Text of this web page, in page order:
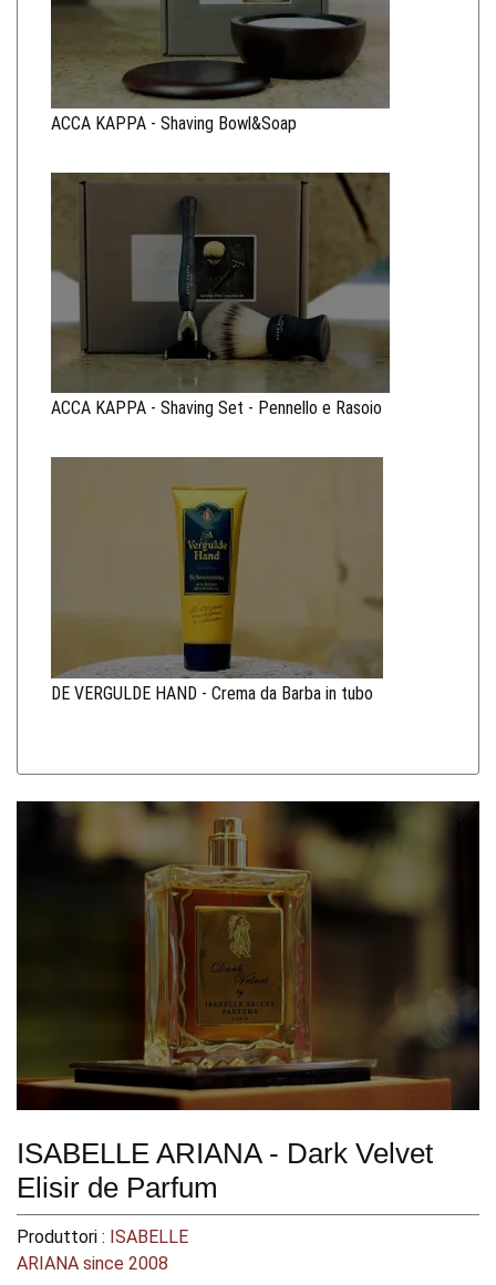
ACCA KAPPA - Shaving Bowl&Soap
ACCA KAPPA - Shaving Set - Pennello e Rasoio
DE VERGULDE HAND - Crema da Barba in tubo
ISABELLE ARIANA - Dark Velvet
Elisir de Parfum
Produttori : ISABELLE
ARIANA since 2008